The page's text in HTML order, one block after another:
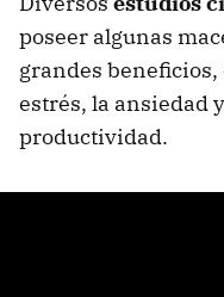
poseer algunas
grandes
estrés, la ansiedad
productividad.